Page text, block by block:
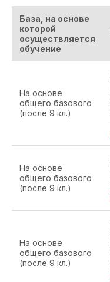
База, на основе
которой
осуществляется
обучение
На основе
общего базового
(после 9 кл.)
На основе
общего базового
(после 9 кл.)
На основе
общего базового
(после 9 кл.)